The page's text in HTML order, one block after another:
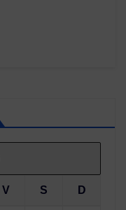
V S D